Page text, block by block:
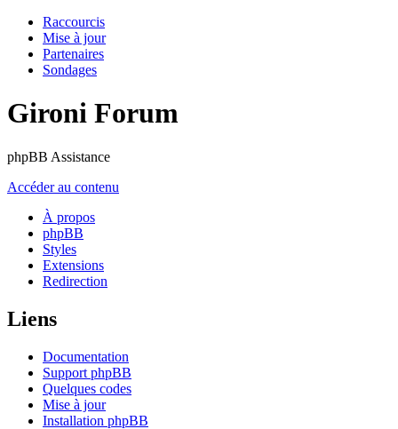
Raccourcis
Mise à jour
Partenaires
Sondages
Gironi Forum
phpBB Assistance
Accéder au contenu
À propos
phpBB
Styles
Extensions
Redirection
Liens
Documentation
Support phpBB
Quelques codes
Mise à jour
Installation phpBB